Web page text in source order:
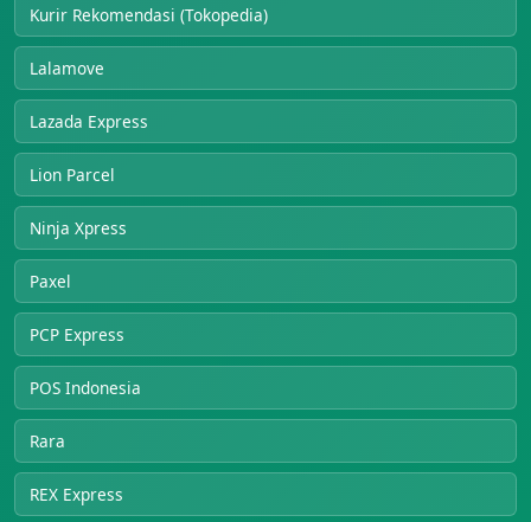
Kurir Rekomendasi (Tokopedia)
Lalamove
Lazada Express
Lion Parcel
Ninja Xpress
Paxel
PCP Express
POS Indonesia
Rara
REX Express